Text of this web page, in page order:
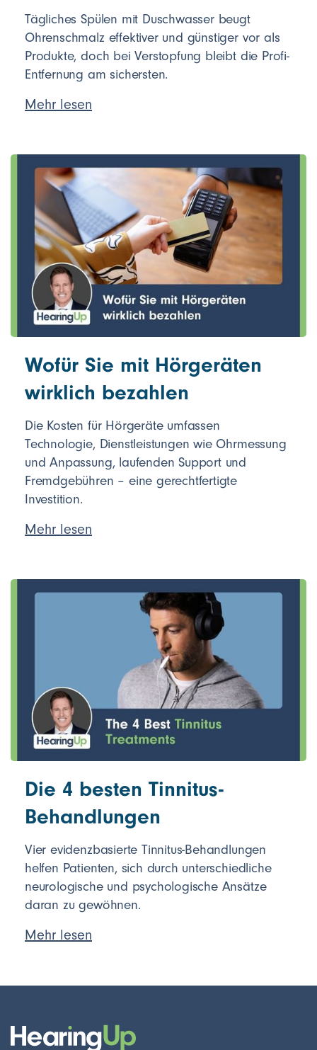
Tägliches Spülen mit Duschwasser beugt
Ohrenschmalz effektiver und günstiger vor als
Produkte, doch bei Verstopfung bleibt die Profi-
Entfernung am sichersten.
Mehr lesen
Wofür Sie mit Hörgeräten
wirklich bezahlen
Die Kosten für Hörgeräte umfassen
Technologie, Dienstleistungen wie Ohrmessung
und Anpassung, laufenden Support und
Fremdgebühren – eine gerechtfertigte
Investition.
Mehr lesen
Die 4 besten Tinnitus-
Behandlungen
Vier evidenzbasierte Tinnitus-Behandlungen
helfen Patienten, sich durch unterschiedliche
neurologische und psychologische Ansätze
daran zu gewöhnen.
Mehr lesen